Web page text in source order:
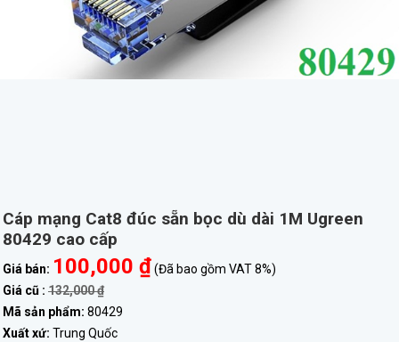
Cáp mạng Cat8 đúc sẵn bọc dù dài 1M Ugreen
80429 cao cấp
Giá bán: 100,000 ₫(Đã bao gồm VAT 8%)
Giá cũ : 132,000 ₫
Mã sản phẩm: 80429
Xuất xứ: Trung Quốc